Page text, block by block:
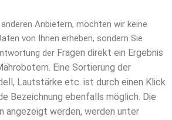
Anbietern, möchten wir keine
von Ihnen erheben, sondern Sie
der Fragen direkt ein Ergebnis
Eine Sortierung der
Lautstärke etc. ist durch einen Klick
Bezeichnung ebenfalls möglich. Die
angezeigt werden, werden unter